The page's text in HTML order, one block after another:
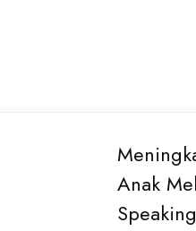
Anak
Speaking